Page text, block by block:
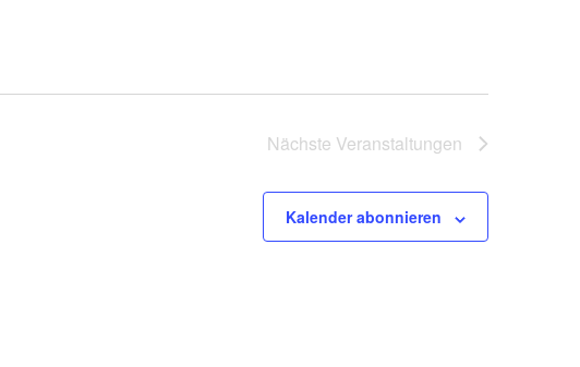
Nächste Veranstaltungen
Kalender abonnieren